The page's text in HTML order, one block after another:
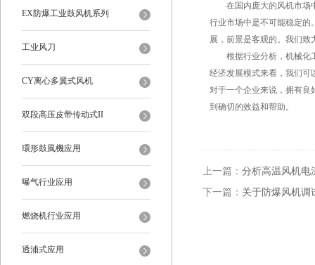
EX防爆工业鼓风机系列
工业风刀
CY离心多翼式风机
双段高压皮带传动式II
環形鼓風機应用
曝气行业应用
燃烧机行业应用
透浦式应用
在国内庞大的风机市场中
行业市场中是不可能稳定的
展，前景是客观的。我们
根据行业分析，机械化工
经济发展模式来看，我们可
对于一个企业来说，拥有良
到确切的效益和帮助。
上一篇： 分析高温风机电
下一篇： 关于防爆风机调